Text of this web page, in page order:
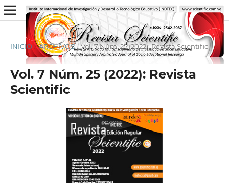
INICIO / ARCHIVOS / Vol. 7 Núm. 25 (2022): Revista Scientific
Vol. 7 Núm. 25 (2022): Revista
Scientific